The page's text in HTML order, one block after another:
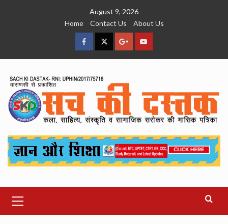
August 9, 2026
Home
Contact Us About Us
facebookTwitterGoogleYouTube
Menu